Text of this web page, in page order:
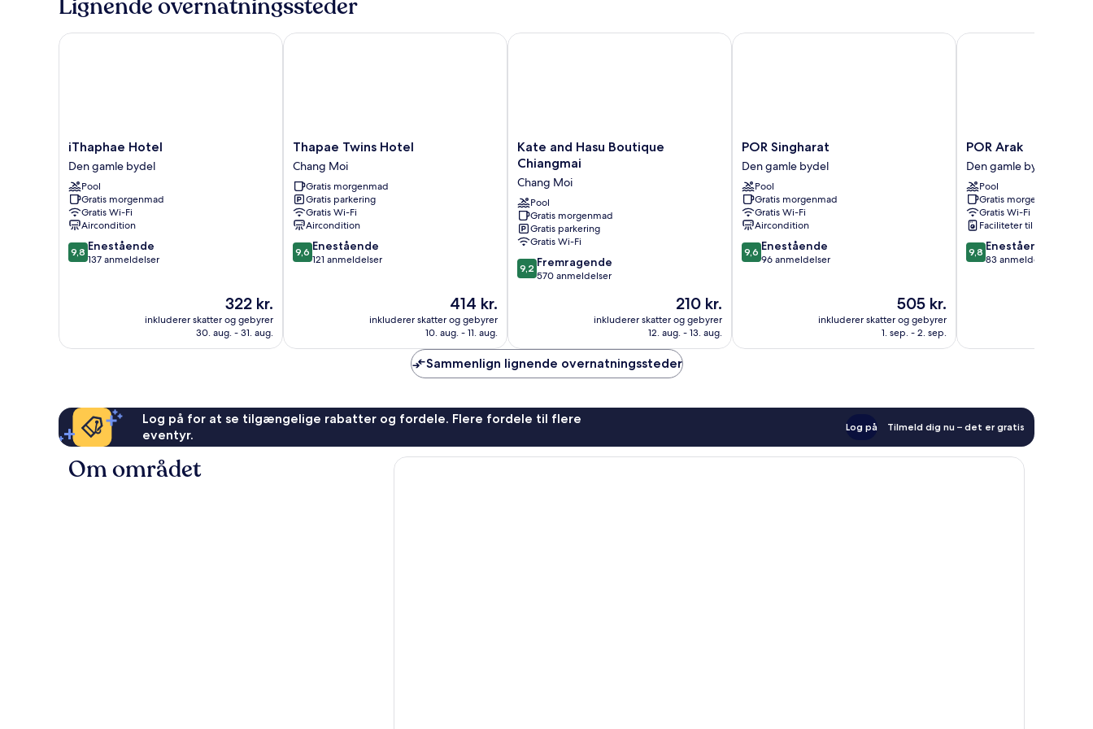
Lignende overnatningssteder
iThaphae
Hotel
Den
gamle
bydel
iThaphae Hotel
Den gamle bydel
Pool
Gratis morgenmad
Gratis Wi-Fi
Aircondition
9.8
ud
9,8 Enestående
137 anmeldelser
Prisen
er
322 kr.
322 kr.
inkluderer skatter og gebyrer
30. aug. - 31. aug.
iThaphae Hotel
Thapae
Twins
Hotel
Chang
Moi
Thapae Twins Hotel
Chang Moi
Gratis morgenmad
Gratis parkering
Gratis Wi-Fi
Aircondition
9.6
ud
9,6 Enestående
121 anmeldelser
Prisen
er
414 kr.
414 kr.
inkluderer skatter og gebyrer
10. aug. - 11. aug.
Thapae Twins Hotel
Kate
and
Boutique
Chiangmai
Chang
Moi
Kate and Hasu Boutique
Chiangmai
Chang Moi
Pool
Gratis morgenmad
Gratis parkering
Gratis Wi-Fi
9.2
ud
anmeldelser
9,2 Fremragende
570 anmeldelser
Prisen
er
210 kr.
210 kr.
inkluderer skatter og gebyrer
12. aug. - 13. aug.
Kate and Hasu Boutique Chiangmai
POR
Singharat
Den
gamle
bydel
POR Singharat
Den gamle bydel
Pool
Gratis morgenmad
Gratis Wi-Fi
Aircondition
9.6
ud
9,6 Enestående
96 anmeldelser
Prisen
er
505 kr.
505 kr.
inkluderer skatter og gebyrer
1. sep. - 2. sep.
POR Singharat
POR
Arak
Den
gamle
bydel
POR Arak
Den gamle bydel
Pool
Gratis morgenmad
Gratis Wi-Fi
Faciliteter til tøjvask
9.8
ud
9,8 Enestående
83 anmeldelser
POR Arak
Sammenlign lignende overnatningssteder
Log på for at se tilgængelige rabatter og fordele. Flere fordele til flere
eventyr.
Log på Tilmeld dig nu – det er gratis
Om området